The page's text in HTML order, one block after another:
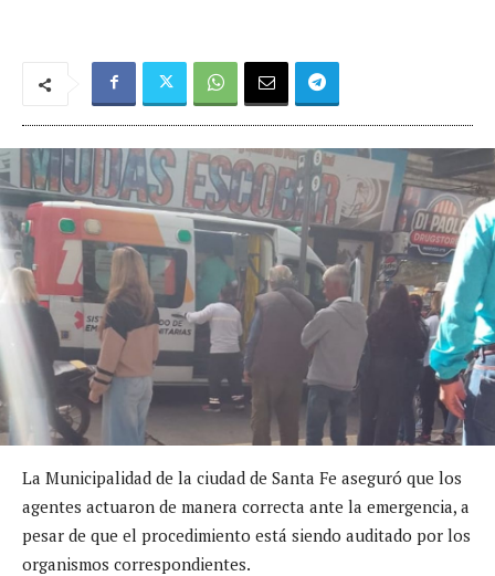
La Municipalidad de la ciudad de Santa Fe aseguró que los
agentes actuaron de manera correcta ante la emergencia, a
pesar de que el procedimiento está siendo auditado por los
organismos correspondientes.